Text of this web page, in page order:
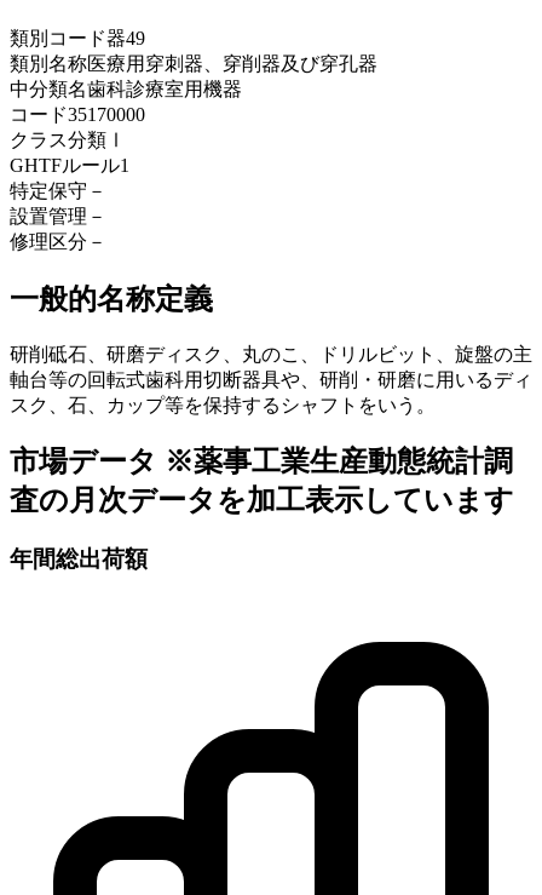
類別コード器49
類別名称医療用穿刺器、穿削器及び穿孔器
中分類名歯科診療室用機器
コード35170000
クラス分類 Ⅰ
GHTFルール1
特定保守 －
設置管理 －
修理区分 －
一般的名称定義
研削砥石、研磨ディスク、丸のこ、ドリルビット、旋盤の主
軸台等の回転式歯科用切断器具や、研削・研磨に用いるディ
スク、石、カップ等を保持するシャフトをいう。
市場データ ※薬事工業生産動態統計調
査の月次データを加工表示しています
年間総出荷額